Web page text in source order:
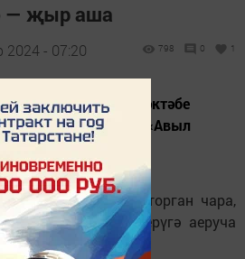
— җыр аша
2024 - 07:20 798 0 1
авылы мәктәбе
укучылар белән «Авыл
катнашкан.
берләштерә торган чара,
лидерларны үстерүгә аеруча